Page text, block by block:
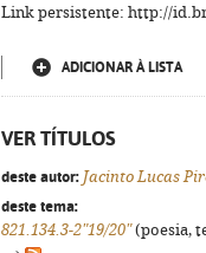
Link persistente: http://
ADICIONAR À LISTA
VER TÍTULOS
deste autor: Jacinto Lucas
deste tema:
821.134.3-2"19/20"(poesia,